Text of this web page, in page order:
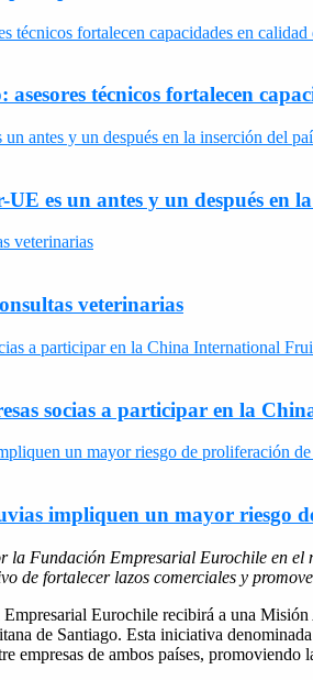
técnicos fortalecen
es un antes y un después en
veterinarias
socias a participar en la
impliquen un mayor riesgo
Fundación Empresarial Eurochile en
de fortalecer lazos comerciales y
Eurochile recibirá a una
de Santiago. Esta iniciativa
empresas de ambos países,